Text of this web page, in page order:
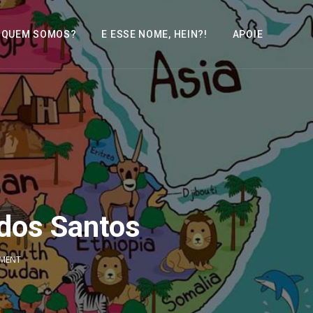
QUEM SOMOS? E ESSE NOME, HEIN?! APOIE
Santos
2x
1.5x
1.25x